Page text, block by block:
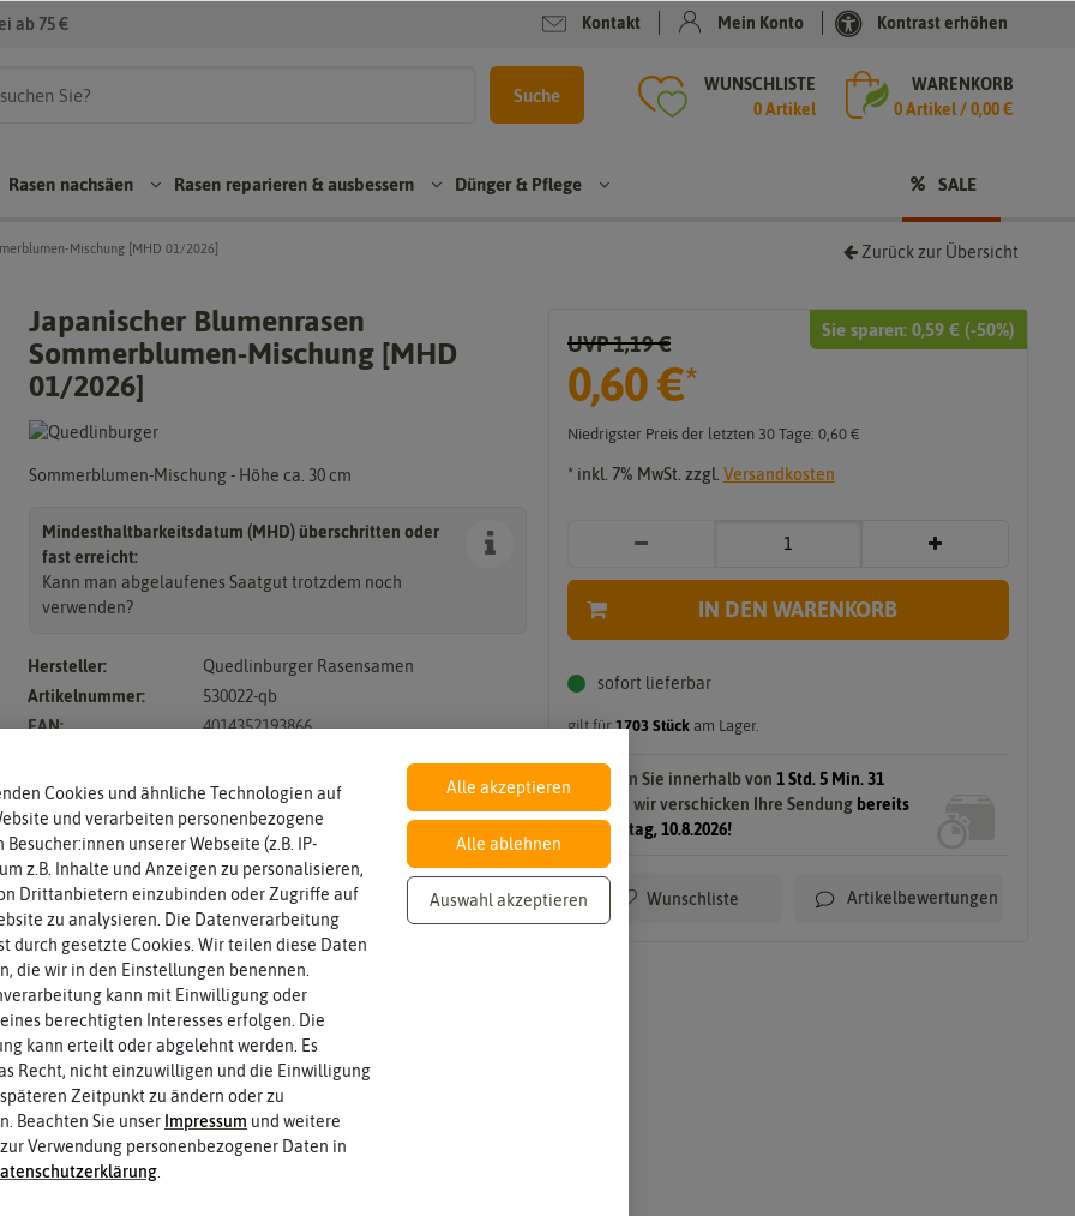
ab 75 € Kontakt Mein Konto Kontrast erhöhen
Suche
WUNSCHLISTE
0 Artikel
WARENKORB
0Artikel /0,00 €
Rasen reparieren
Re
par
atu
en
M
Sp
ene
rati
Dünger & Pflege Sale
Rasen nachsäen Rasen reparieren & ausbessern Dünger & Pflege SALE
Mischung [MHD 01/2026] Zurück zur Übersicht
Sie sparen: 0,59 € (-50%)
UVP 1,19 €
0,60 €*
Niedrigster Preis der letzten 30 Tage: 0,60 €
* inkl. 7% MwSt. zzgl. Versandkosten
IN DEN WARENKORB
sofort lieferbar
gilt für1703 Stückam Lager.
Bestellen Sie innerhalb von 1 Std. 5 Min. 31
und wir verschicken Ihre Sendung bereits
am Montag, 10.8.2026!
Wunschliste Artikelbewertungen
Japanischer Blumenrasen
Sommerblumen-Mischung [MHD
01/2026]
Sommerblumen-Mischung - Höhe ca. 30 cm
Mindesthaltbarkeitsdatum (MHD) überschritten oder
fast erreicht:
Kann man abgelaufenes Saatgut trotzdem noch
verwenden?
Hersteller:
Quedlinburger Rasensamen
Artikelnummer:
530022-qb
EAN:
4014352193866
Inhalt
1,5 g (reicht für ca. 2 m²)
Wie viel ist enthalten
Haltbarkeit
min. 01/2026
Zeitpunkt, bis zu dem das Saat-
und Pflanzgut sehr gut keimen
sollte.
Standort
sonnig
Wie viel Licht benötigt die
Pflanze? (schattig, halbschattig,
sonnig, vollsonnig) Lebensdauer
einjährig
einjährig, zweijährig oder
mehrjährig.
Blütenfarbe
bunt
Wie ist die Blüte eingefärbt? Kann
auch mehrfarbig sein.
Cookies und ähnliche Technologien auf
und verarbeiten personenbezogene
Besucher:innen unserer Webseite (z.B. IP-
z.B. Inhalte und Anzeigen zu personalisieren,
Drittanbietern einzubinden oder Zugriffe auf
zu analysieren. Die Datenverarbeitung
durch gesetzte Cookies. Wir teilen diese Daten
die wir in den Einstellungen benennen.
kann mit Einwilligung oder
berechtigten Interesses erfolgen. Die
kann erteilt oder abgelehnt werden. Es
Recht, nicht einzuwilligen und die Einwilligung
Zeitpunkt zu ändern oder zu
Beachten Sie unser Impressum und weitere
Verwendung personenbezogener Daten in
Alle akzeptieren
Alle ablehnen
Auswahl akzeptieren